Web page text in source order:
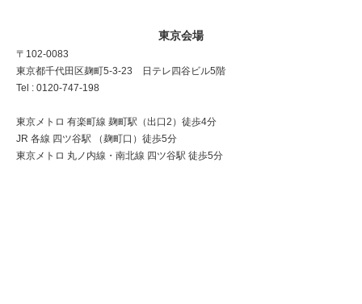
東京会場
〒102-0083
東京都千代田区麹町5-3-23 日テレ四谷ビル5階
Tel : 0120-747-198
東京メトロ 有楽町線 麹町駅（出口2）徒歩4分
JR 各線 四ツ谷駅 （麹町口）徒歩5分
東京メトロ 丸ノ内線・南北線 四ツ谷駅 徒歩5分